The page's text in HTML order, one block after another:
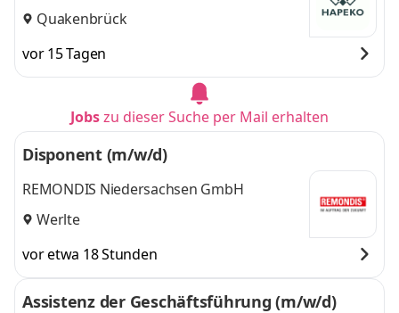
Quakenbrück
vor 15 Tagen
Jobszu dieser Suche per Mail erhalten
Disponent (m/w/d)
REMONDIS Niedersachsen GmbH
Werlte
vor etwa 18 Stunden
Assistenz der Geschäftsführung (m/w/d)